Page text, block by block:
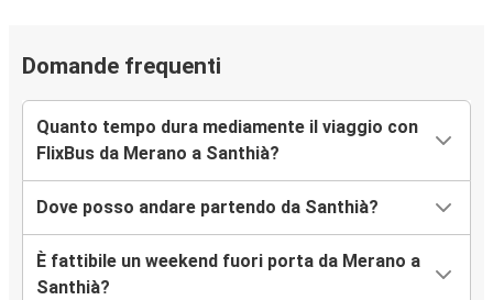
Domande frequenti
Quanto tempo dura mediamente il viaggio con
FlixBus da Merano a Santhià?
Dove posso andare partendo da Santhià?
È fattibile un weekend fuori porta da Merano a
Santhià?